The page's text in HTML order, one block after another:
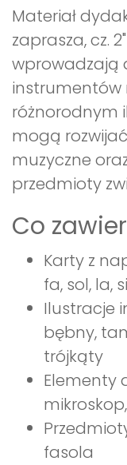
Materiał
zaprasza, cz.
wprowadzają
instrumentów
różnorodnym
mogą
muzyczne
przedmioty
Co
Karty z
fa, sol, la,
Ilustracje
bębny,
trójkąty
Elementy
fasola